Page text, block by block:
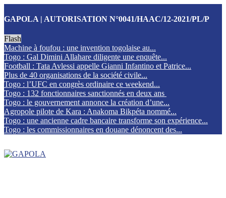
GAPOLA | AUTORISATION N°0041/HAAC/12-2021/PL/P
Flash
Machine à foufou : une invention togolaise au...
Togo : Gal Dimini Allahare diligente une enquête...
Football : Tata Avlessi appelle Gianni Infantino et Patrice...
Plus de 40 organisations de la société civile...
Togo : l’UFC en congrès ordinaire ce weekend...
Togo : 132 fonctionnaires sanctionnés en deux ans
Togo : le gouvernement annonce la création d’une...
Agropole pilote de Kara : Anakoma Bikpéta nommé...
Togo : une ancienne cadre bancaire transforme son expérience...
Togo : les commissionnaires en douane dénoncent des...